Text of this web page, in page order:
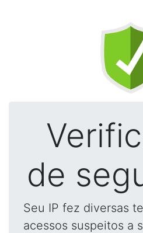
de
Seu IP fez diversas
acessos suspeitos a